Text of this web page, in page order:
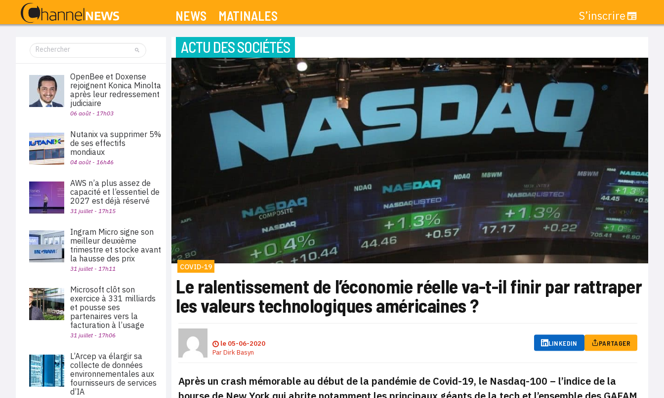
NEWS MATINALES S’inscrire
ACTU DES SOCIÉTÉS
COVID-19
Le ralentissement de l’économie réelle va-t-il finir par rattraper
les valeurs technologiques américaines ?
le 05-06-2020
ParDirk Basyn
LINKEDIN PARTAGER
Après un crash mémorable au début de la pandémie de Covid-19, le Nasdaq-100 – l’indice de la
OpenBee et Doxense
rejoignent Konica Minolta
après leur redressement
judiciaire
06 août - 17h03
Nutanix va supprimer 5%
de ses effectifs
mondiaux
04 août - 16h46
AWS n’a plus assez de
capacité et l’essentiel de
2027 est déjà réservé
31 juillet - 17h15
Ingram Micro signe son
meilleur deuxième
trimestre et stocke avant
la hausse des prix
31 juillet - 17h11
Microsoft clôt son
exercice à 331 milliards
et pousse ses
partenaires vers la
facturation à l’usage
31 juillet - 17h06
L’Arcep va élargir sa
collecte de données
environnementales aux
fournisseurs de services
d’IA